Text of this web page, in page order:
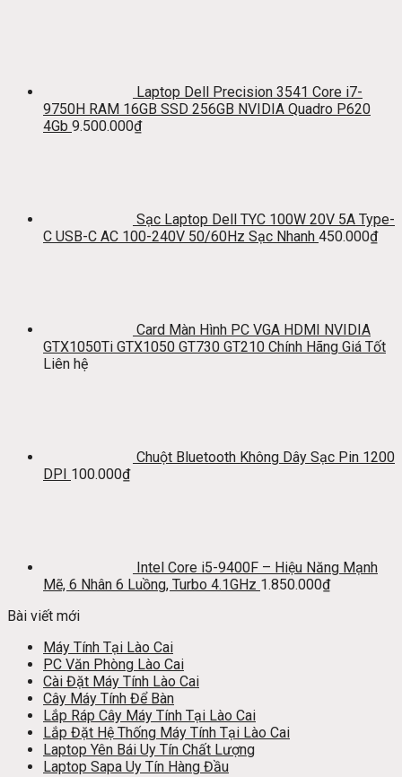
Laptop Dell Precision 3541 Core i7-
9750H RAM 16GB SSD 256GB NVIDIA Quadro P620
4Gb 9.500.000₫
Sạc Laptop Dell TYC 100W 20V 5A Type-
C USB-C AC 100-240V 50/60Hz Sạc Nhanh 450.000₫
Card Màn Hình PC VGA HDMI NVIDIA
GTX1050Ti GTX1050 GT730 GT210 Chính Hãng Giá Tốt
Liên hệ
Chuột Bluetooth Không Dây Sạc Pin 1200
DPI 100.000₫
Intel Core i5-9400F – Hiệu Năng Mạnh
Mẽ, 6 Nhân 6 Luồng, Turbo 4.1GHz 1.850.000₫
Bài viết mới
Máy Tính Tại Lào Cai
PC Văn Phòng Lào Cai
Cài Đặt Máy Tính Lào Cai
Cây Máy Tính Để Bàn
Lắp Ráp Cây Máy Tính Tại Lào Cai
Lắp Đặt Hệ Thống Máy Tính Tại Lào Cai
Laptop Yên Bái Uy Tín Chất Lượng
Laptop Sapa Uy Tín Hàng Đầu